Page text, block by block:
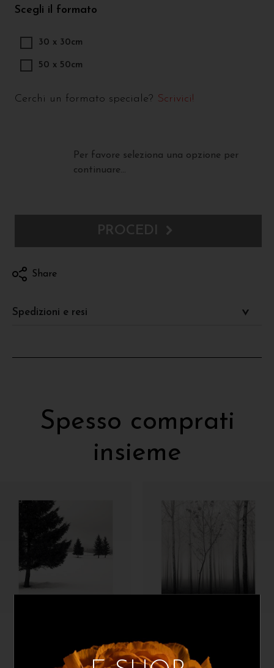
Scegli il formato
30 x 30cm
50 x 50cm
Cerchi un formato speciale? Scrivici!
Per favore seleziona una opzione per
continuare...
PROCEDI
Share
Spedizioni e resi
Spesso comprati
insieme
Four Black Pines New Life In The Forest